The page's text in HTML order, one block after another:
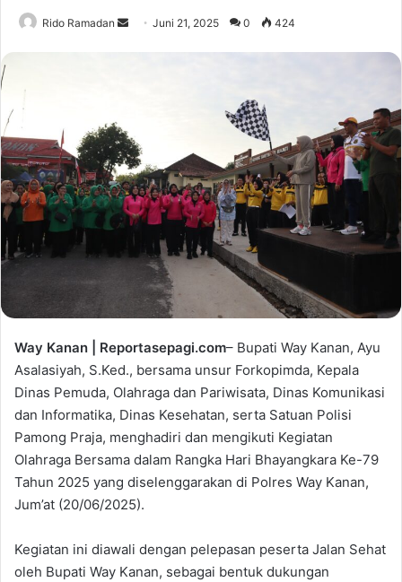
Rido Ramadan
e
m
a
i
Juni 21, 2025 0 424
Way Kanan | Reportasepagi.com– Bupati Way Kanan, Ayu
Asalasiyah, S.Ked., bersama unsur Forkopimda, Kepala
Dinas Pemuda, Olahraga dan Pariwisata, Dinas Komunikasi
dan Informatika, Dinas Kesehatan, serta Satuan Polisi
Pamong Praja, menghadiri dan mengikuti Kegiatan
Olahraga Bersama dalam Rangka Hari Bhayangkara Ke-79
Tahun 2025 yang diselenggarakan di Polres Way Kanan,
Jum’at (20/06/2025).
Kegiatan ini diawali dengan pelepasan peserta Jalan Sehat
oleh Bupati Way Kanan, sebagai bentuk dukungan